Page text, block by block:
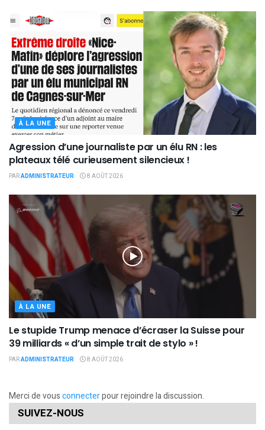
À LA UNE
Agression d’une journaliste par un élu RN : les
plateaux télé curieusement silencieux !
PARADMINISTRATEUR 8 AOÛT 2026
À LA UNE
Le stupide Trump menace d’écraser la Suisse pour
39 milliards « d’un simple trait de stylo » !
PARADMINISTRATEUR 8 AOÛT 2026
Merci de vousconnecterpour rejoindre la discussion.
SUIVEZ-NOUS